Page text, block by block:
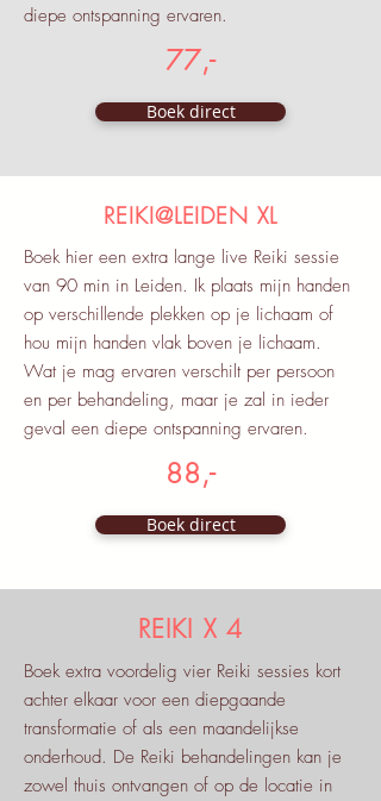
diepe ontspanning ervaren.
77,-
Boek direct
REIKI@LEIDEN XL
Boek hier een extra lange live Reiki sessie
van 90 min in Leiden. Ik plaats mijn handen
op verschillende plekken op je lichaam of
hou mijn handen vlak boven je lichaam.
Wat je mag ervaren verschilt per persoon
en per behandeling, maar je zal in ieder
geval een diepe ontspanning ervaren.
88,-
Boek direct
REIKI X 4
Boek extra voordelig vier Reiki sessies kort
achter elkaar voor een diepgaande
transformatie of als een maandelijkse
onderhoud. De Reiki behandelingen kan je
zowel thuis ontvangen of op de locatie in